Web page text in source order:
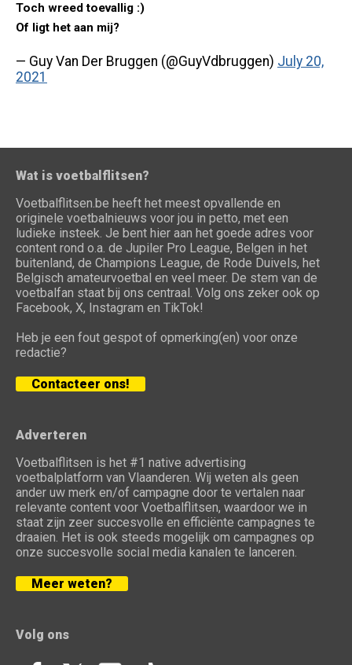
Toch wreed toevallig :)
Of ligt het aan mij?
— Guy Van Der Bruggen (@GuyVdbruggen) July 20,
2021
Wat is voetbalflitsen?
Voetbalflitsen.be heeft het meest opvallende en
originele voetbalnieuws voor jou in petto, met een
ludieke insteek. Je bent hier aan het goede adres voor
content rond o.a. de Jupiler Pro League, Belgen in het
buitenland, de Champions League, de Rode Duivels, het
Belgisch amateurvoetbal en veel meer. De stem van de
voetbalfan staat bij ons centraal. Volg ons zeker ook op
Facebook, X, Instagram en TikTok!
Heb je een fout gespot of opmerking(en) voor onze
redactie?
Contacteer ons!
Adverteren
Voetbalflitsen is het #1 native advertising
voetbalplatform van Vlaanderen. Wij weten als geen
ander uw merk en/of campagne door te vertalen naar
relevante content voor Voetbalflitsen, waardoor we in
staat zijn zeer succesvolle en efficiënte campagnes te
draaien. Het is ook steeds mogelijk om campagnes op
onze succesvolle social media kanalen te lanceren.
Meer weten?
Volg ons